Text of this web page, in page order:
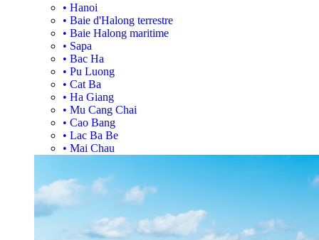
• Hanoi
• Baie d'Halong terrestre
• Baie Halong maritime
• Sapa
• Bac Ha
• Pu Luong
• Cat Ba
• Ha Giang
• Mu Cang Chai
• Cao Bang
• Lac Ba Be
• Mai Chau